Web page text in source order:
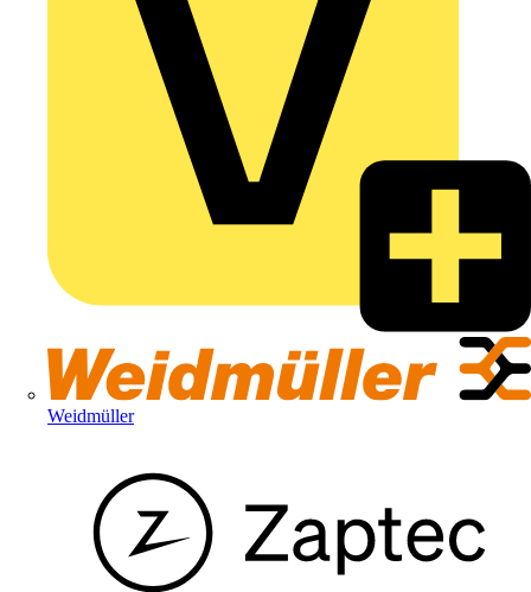
Weidmüller